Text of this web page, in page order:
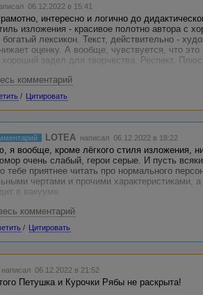
06.12.2022 в 15:41
интересно и логично до
изложения - красивое полотно автора с
богатый лексикон. Текст, действительно -
оценку. А вообще, чувствуется, что
хороший задел для творчества. Респект.
комментарий
/ Цитировать
LOTEA написал 06.12.2022 в 18:22
я вообще, кроме лёгкого стиля изложения,
очень слабый, герои серые. И пусть
тебе приятнее читать про нормального
чертами и прочими характеристиками,
в вакууме.
моменты опущены, сплошная
темы. Безликие злодеи, которые почти
не оставляют вообще никаких шансов на
теория хорошего детектива в конце? Вы
в этом непростом жанре? Так лучше
как-то неубедительно.
комментарий
/ Цитировать
написал 06.12.2022 в 21:52
Петушка и Курочки Рябы не раскрыта!